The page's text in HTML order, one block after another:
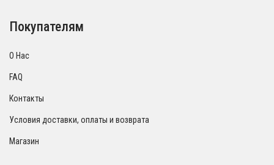
Покупателям
О Нас
FAQ
Контакты
Условия доставки, оплаты и возврата
Магазин